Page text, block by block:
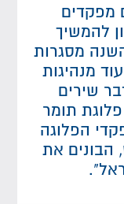
מפקדים
להמשיך
מסגרות
מנהיגות
שירים
תומר
הפלוגה
הבונים את